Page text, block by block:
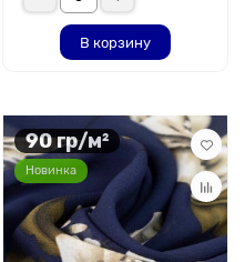
В корзину
90 гр/м²
Новинка